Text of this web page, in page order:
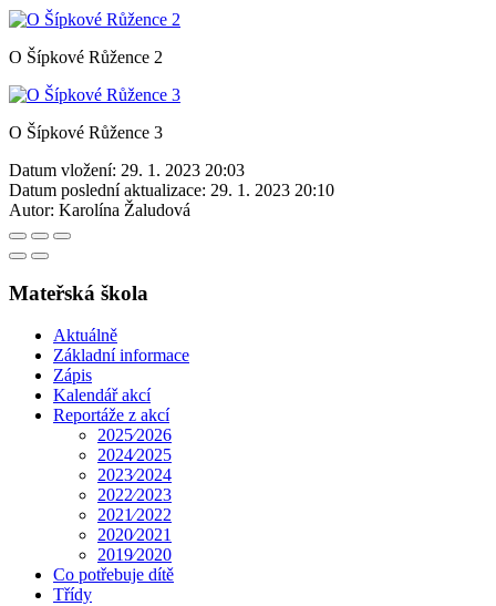
O Šípkové Růžence 2
O Šípkové Růžence 3
Datum vložení: 29. 1. 2023 20:03
Datum poslední aktualizace: 29. 1. 2023 20:10
Autor: Karolína Žaludová
Mateřská škola
Aktuálně
Základní informace
Zápis
Kalendář akcí
Reportáže z akcí
2025⁄2026
2024⁄2025
2023⁄2024
2022⁄2023
2021⁄2022
2020⁄2021
2019⁄2020
Co potřebuje dítě
Třídy